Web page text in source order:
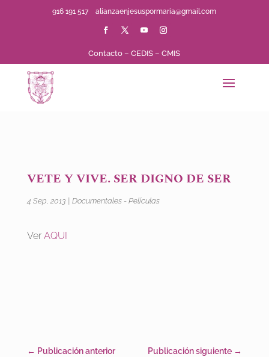
916 191 517alianzaenjesuspormaria@gmail.com
Contacto –CEDIS –CMIS
VETE Y VIVE. SER DIGNO DE SER
4 Sep, 2013 Documentales - Películas
Ver AQUI
← Publicación anterior Publicación siguiente →